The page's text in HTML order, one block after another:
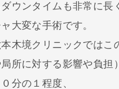
ウンタイムも非常に長
大変な手術です。
木境クリニックではこ
所に対する影響や負担
分の１程度、